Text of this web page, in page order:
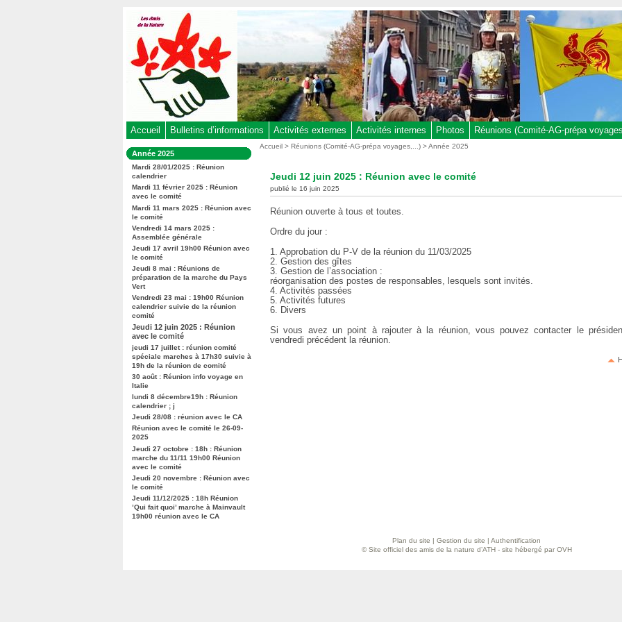
Accueil Bulletins d’informations Activités externes Activités internes Photos Réunions (Comité-AG-prépa
Dans
la
rubrique
:
Année 2025
Mardi 28/01/2025 : Réunion
calendrier
Mardi 11 février 2025 : Réunion
avec le comité
Mardi 11 mars 2025 : Réunion avec
le comité
Vendredi 14 mars 2025 :
Assemblée générale
Jeudi 17 avril 19h00 Réunion avec
le comité
Jeudi 8 mai : Réunions de
préparation de la marche du Pays
Vert
Vendredi 23 mai : 19h00 Réunion
calendrier suivie de la réunion
comité
Jeudi 12 juin 2025 : Réunion
avec le comité
jeudi 17 juillet : réunion comité
spéciale marches à 17h30 suivie à
19h de la réunion de comité
30 août : Réunion info voyage en
Italie
lundi 8 décembre19h : Réunion
calendrier ; j
Jeudi 28/08 : réunion avec le CA
Réunion avec le comité le 26-09-
2025
Jeudi 27 octobre : 18h : Réunion
marche du 11/11 19h00 Réunion
avec le comité
Jeudi 20 novembre : Réunion avec
le comité
Jeudi 11/12/2025 : 18h Réunion
’Qui fait quoi’ marche à Mainvault
19h00 réunion avec le CA
Vous
Accueil >Réunions (Comité-AG-prépa voyages,...) >Année 2025
Jeudi 12 juin 2025 : Réunion avec le comité
publié le 16 juin 2025
Réunion ouverte à tous et toutes.
Ordre du jour :
1. Approbation du P-V de la réunion du 11/03/2025
2. Gestion des gîtes
3. Gestion de l’association :
réorganisation des postes de responsables, lesquels sont invités.
4. Activités passées
5. Activités futures
6. Divers
Si vous avez un point à rajouter à la réunion, vous pouvez contacter le
vendredi précédent la réunion.
Plan du site | Gestion du site | Authentification
© Site officiel des amis de la nature d’ATH - site hébergé par OVH